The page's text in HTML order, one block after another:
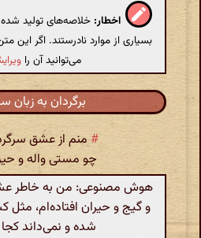
اخطار: خلاصه‌های تولید
بسیاری از موارد نادرستند. اگر این
می‌توانید آن را
برگردان به زبان
# منم از عشق
چو مستی واله و
هوش مصنوعی: من به خاطر
و گیج و حیران افتاده‌ام،
شده و نمی‌داند کجا